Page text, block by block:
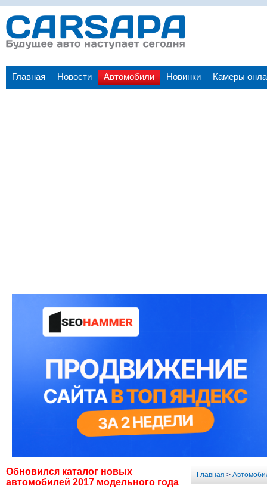
Главная Новости Автомобили Новинки Камеры
Обновился каталог новых
автомобилей 2017 модельного года
Главная >